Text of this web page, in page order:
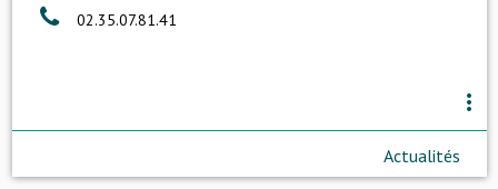
02.35.07.81.41
more_vert
Actualités